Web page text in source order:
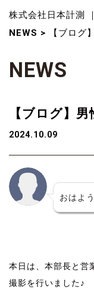
株式会社日本計測
NEWS > 【ブログ
NEWS
【ブログ】
2024.10.09
おはよ
本日は、本部長と営
撮影を行いました♪